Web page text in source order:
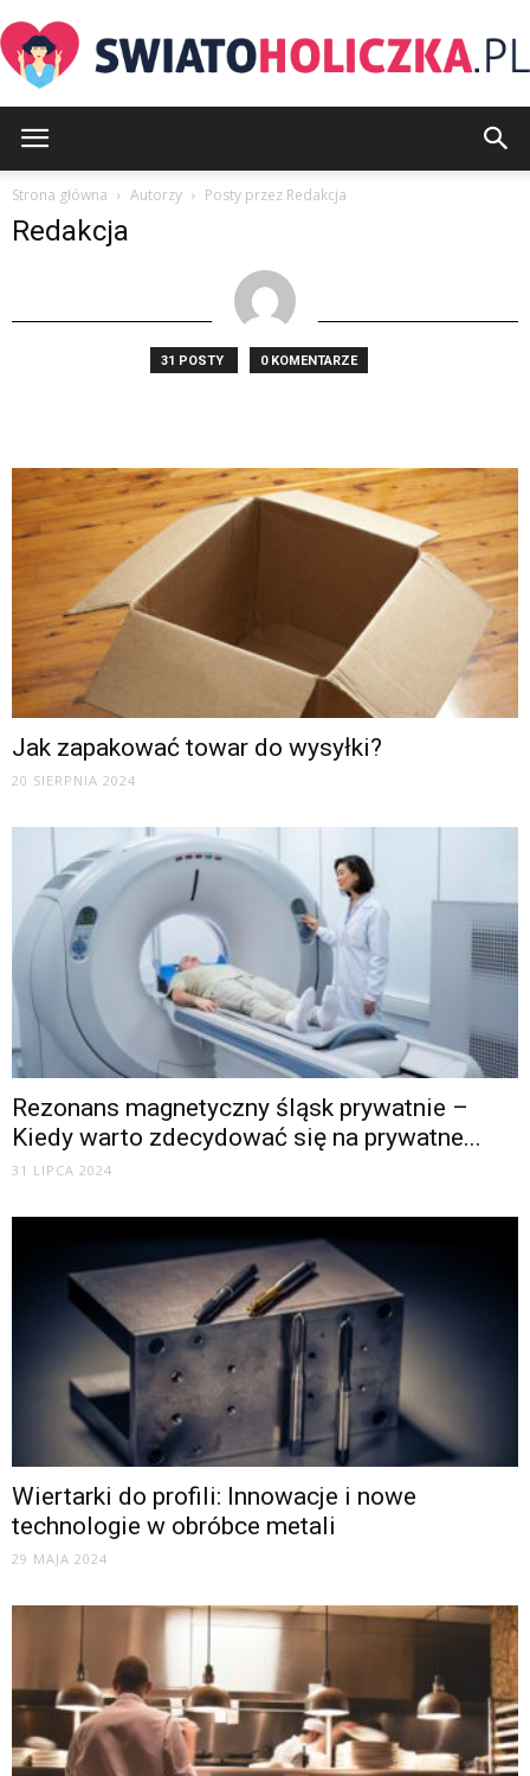
Strona główna Autorzy Posty przez Redakcja
Redakcja
31 POSTY 0 KOMENTARZE
Jak zapakować towar do wysyłki?
20 SIERPNIA 2024
Rezonans magnetyczny śląsk prywatnie –
Kiedy warto zdecydować się na prywatne...
31 LIPCA 2024
Wiertarki do profili: Innowacje i nowe
technologie w obróbce metali
29 MAJA 2024